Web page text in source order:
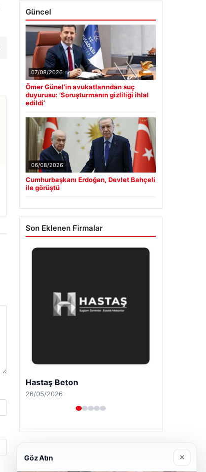
Güncel
07/08/2026
Ömer Günel’in avukatlarından suç
duyurusu: ‘Soruşturmanın gizliliği ihlal
edildi’
06/08/2026
Cumhurbaşkanı Erdoğan, Devlet Bahçeli
ile görüştü
Son Eklenen Firmalar
Enes Kaplan Avukatlık Bürosu
28/04/2026
Göz Atın ×